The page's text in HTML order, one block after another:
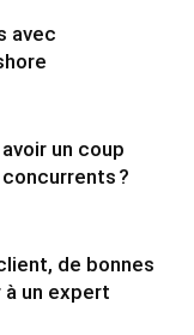
avec
un coup
?
de bonnes
un expert